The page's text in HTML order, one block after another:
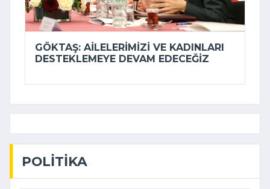
GÖKTAŞ: AILELERIMIZI VE KADINLARI
DESTEKLEMEYE DEVAM EDECEĞIZ
POLITIKA